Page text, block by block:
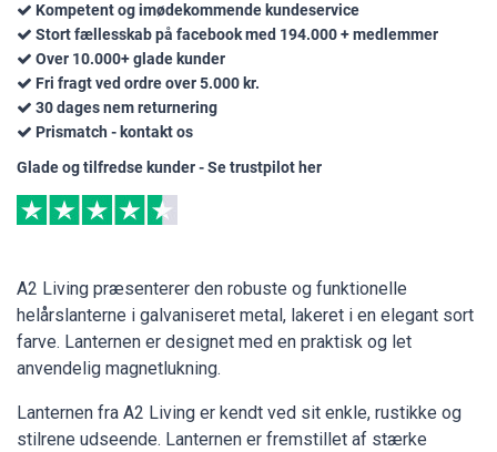
Kompetent og imødekommende kundeservice
Stort fællesskab på facebook med 194.000 + medlemmer
Over 10.000+ glade kunder
Fri fragt ved ordre over 5.000 kr.
30 dages nem returnering
Prismatch - kontakt os
Glade og tilfredse kunder - Se trustpilot her
A2 Living præsenterer den robuste og funktionelle
helårslanterne i galvaniseret metal, lakeret i en elegant sort
farve. Lanternen er designet med en praktisk og let
anvendelig magnetlukning.
Lanternen fra A2 Living er kendt ved sit enkle, rustikke og
stilrene udseende. Lanternen er fremstillet af stærke